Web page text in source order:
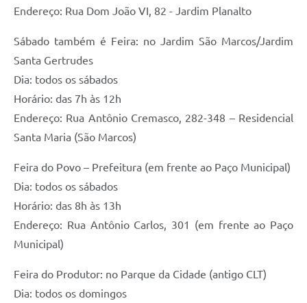
Endereço: Rua Dom João VI, 82 - Jardim Planalto
Sábado também é Feira: no Jardim São Marcos/Jardim
Santa Gertrudes
Dia: todos os sábados
Horário: das 7h às 12h
Endereço: Rua Antônio Cremasco, 282-348 – Residencial
Santa Maria (São Marcos)
Feira do Povo – Prefeitura (em frente ao Paço Municipal)
Dia: todos os sábados
Horário: das 8h às 13h
Endereço: Rua Antônio Carlos, 301 (em frente ao Paço
Municipal)
Feira do Produtor: no Parque da Cidade (antigo CLT)
Dia: todos os domingos